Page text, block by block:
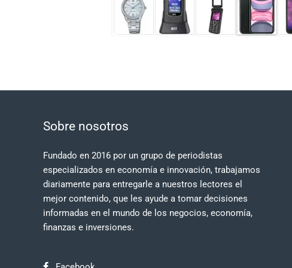
Sobre nosotros
Fundado en 2016 por un grupo de periodistas
especializados en economía e innovación, trabajamos
diariamente para entregarle a nuestros lectores el
mejor contenido, que les ayude a tomar decisiones
informadas en el mundo de los negocios, economía,
finanzas e inversiones.